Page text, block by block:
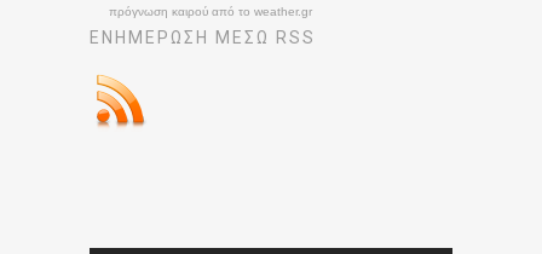
πρόγνωση καιρού από το weather.gr
ΕΝΗΜΈΡΩΣΉ ΜΕΣΩ RSS